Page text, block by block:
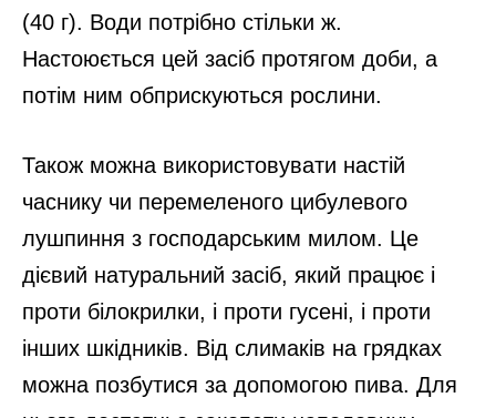
(40 г). Води потрібно стільки ж.
Настоюється цей засіб протягом доби, а
потім ним обприскуються рослини.
Також можна використовувати настій
часнику чи перемеленого цибулевого
лушпиння з господарським милом. Це
дієвий натуральний засіб, який працює і
проти білокрилки, і проти гусені, і проти
інших шкідників. Від слимаків на грядках
можна позбутися за допомогою пива. Для